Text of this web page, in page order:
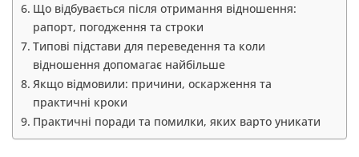
Що відбувається після отримання відношення:
рапорт, погодження та строки
Типові підстави для переведення та коли
відношення допомагає найбільше
Якщо відмовили: причини, оскарження та
практичні кроки
Практичні поради та помилки, яких варто уникати